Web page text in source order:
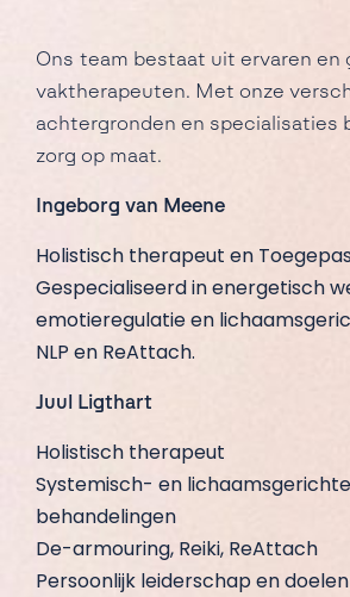
Ons team bestaat uit ervaren
vaktherapeuten. Met onze
achtergronden en specialisaties
zorg op maat.
Ingeborg van Meene
Holistisch therapeut en
Gespecialiseerd in energetisch
emotieregulatie en
NLP en ReAttach.
Juul Ligthart
Holistisch therapeut
Systemisch- en lichaamsgerichte
behandelingen
De-armouring, Reiki, ReAttach
Persoonlijk leiderschap en